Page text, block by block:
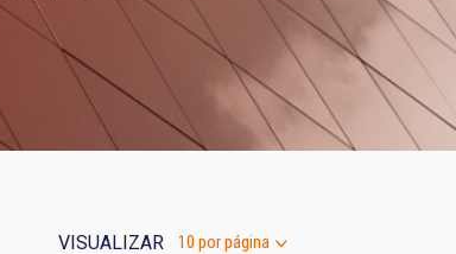
VISUALIZAR